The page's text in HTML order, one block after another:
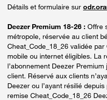
Détails et formulaire sur
Deezer Premium 18-26 : Offre
métropole, réservée au client
Cheat_Code_18_26 validée
mobile ou internet éligibles. La
l’abonnement Deezer
client. Réservé aux clients
Deezer ou l’ayant résilié
remise Cheat_Code_18_26